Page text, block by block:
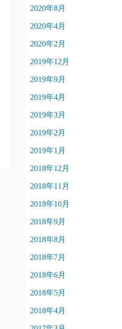
2020年8月
2020年4月
2020年2月
2019年12月
2019年9月
2019年4月
2019年3月
2019年2月
2019年1月
2018年12月
2018年11月
2018年10月
2018年9月
2018年8月
2018年7月
2018年6月
2018年5月
2018年4月